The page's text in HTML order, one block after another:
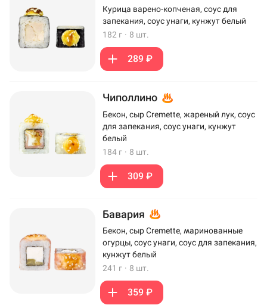
Курица варено-копченая, соус для
запекания, соус унаги, кунжут белый
182 г · 8 шт.
289 ₽
Чиполлино
Бекон, сыр Cremette, жареный лук, соус
для запекания, соус унаги, кунжут
белый
184 г · 8 шт.
309 ₽
Бавария
Бекон, сыр Cremette, маринованные
огурцы, соус унаги, соус для запекания,
кунжут белый
241 г · 8 шт.
359 ₽